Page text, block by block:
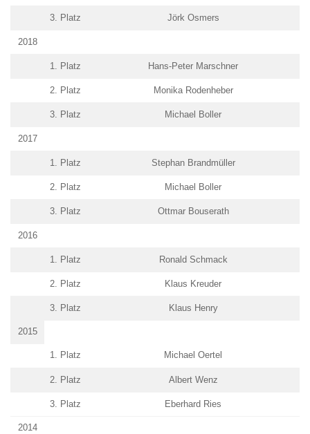
3. Platz Jörk Osmers
2018
1. Platz Hans-Peter Marschner
2. Platz Monika Rodenheber
3. Platz Michael Boller
2017
1. Platz Stephan Brandmüller
2. Platz Michael Boller
3. Platz Ottmar Bouserath
2016
1. Platz Ronald Schmack
2. Platz Klaus Kreuder
3. Platz Klaus Henry
2015
1. Platz Michael Oertel
2. Platz Albert Wenz
3. Platz Eberhard Ries
2014